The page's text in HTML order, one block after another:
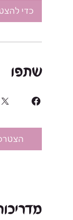
כדי
שתפו